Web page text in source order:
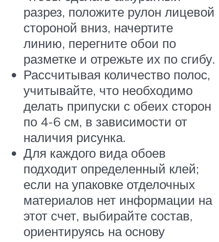
разрез, положите рулон лицевой
стороной вниз, начертите
линию, перегните обои по
разметке и отрежьте их по сгибу.
Рассчитывая количество полос,
учитывайте, что необходимо
делать припуски с обеих сторон
по 4-6 см, в зависимости от
наличия рисунка.
Для каждого вида обоев
подходит определенный клей;
если на упаковке отделочных
материалов нет информации на
этот счет, выбирайте состав,
ориентируясь на основу